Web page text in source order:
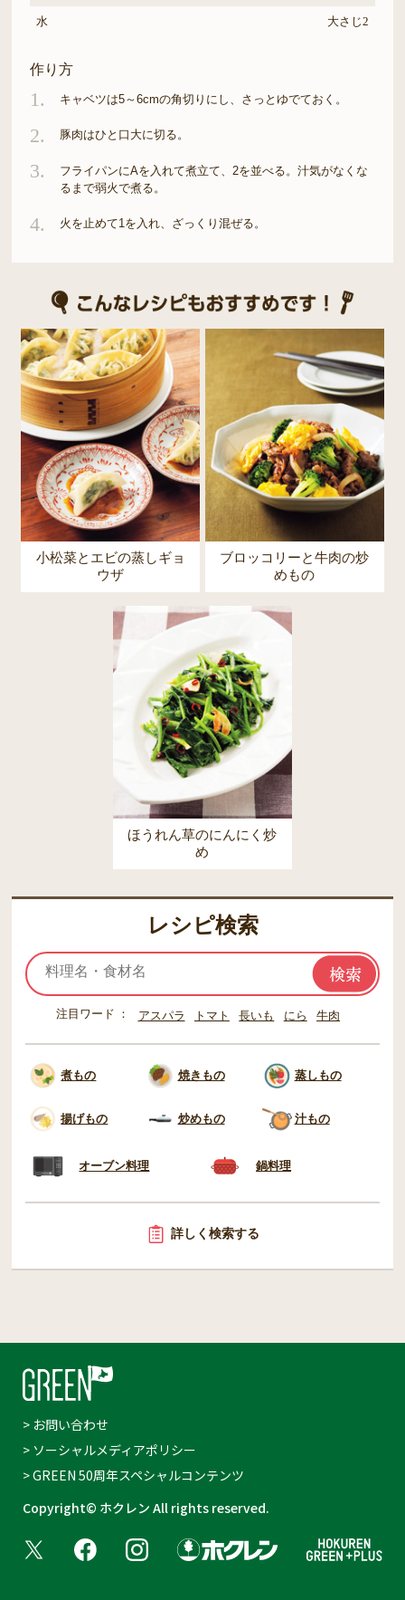
水 大さじ2
作り方
1. キャベツは5～6cmの角切りにし、さっとゆでておく。
2. 豚肉はひと口大に切る。
3.
フライパンにAを入れて煮立て、2を並べる。汁気がなくな
るまで弱火で煮る。
4. 火を止めて1を入れ、ざっくり混ぜる。
小松菜とエビの蒸しギョ
ウザ
ブロッコリーと牛肉の炒
めもの
ほうれん草のにんにく炒
め
レシピ検索
注目ワード アスパラ トマト 長いも にら 牛肉
煮もの 焼きもの 蒸しもの
揚げもの 炒めもの 汁もの
オーブン料理 鍋料理
詳しく検索する
> お問い合わせ
> ソーシャルメディアポリシー
> GREEN 50周年スペシャルコンテンツ
Copyright© ホクレン All rights reserved.